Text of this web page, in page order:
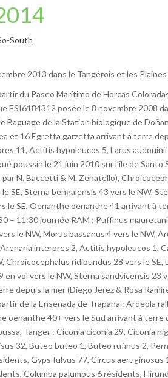
South
2013 dans le Tangérois et les
du Paseo Marítimo de Horcas
ESI6184312 posée le 8 novembre 2008
Baguage de la Station biologique de
et 16 Egretta garzetta arrivant à terre
11, Actitis hypoleucos 5, Larus
poussin le 21 juin 2010 sur l’île de Santo
N. Baccetti & M. Zenatello),
SE, Sterna bengalensis 43 vers le NW,
le SE, Oenanthe oenanthe 41 arrivant à
– 11:30 journée RAM : Puffinus
le NW, Morus bassanus 4 vers le NW,
interpres 2, Actitis hypoleucos 1,
Chroicocephalus ridibundus 28 vers le SE,
en vol vers le NW, Sterna sandvicensis 23
depuis la mer (Diego Jerez & Rosa
de la Ensenada de Trapana : Ardeola
oenanthe 40+ vers le Sud arrivant à terre
Tanger : Ciconia ciconia 29, Ciconia
32, Buteo buteo 1, Buteo rufinus 2,
Gyps fulvus 77, Circus aeruginosus
Columba palumbus 6 résidents,